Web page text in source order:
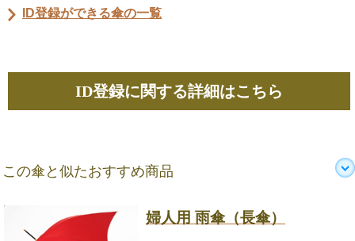
ID登録ができる傘の一覧
ID登録に関する詳細はこちら
この傘と似たおすすめ商品
婦人用 雨傘（長傘）